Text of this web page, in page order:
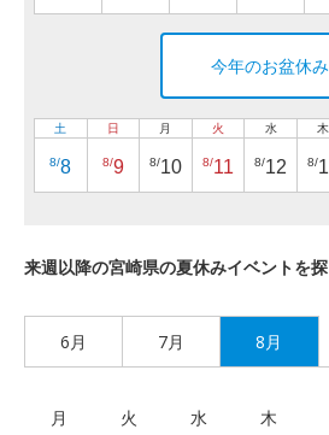
今年のお盆休み
土
8/8
日
8/9
月
8/10
火
8/11
水
8/12
木
8/
来週以降の宮崎県の夏休みイベントを
6月 7月 8月
月 火 水 木